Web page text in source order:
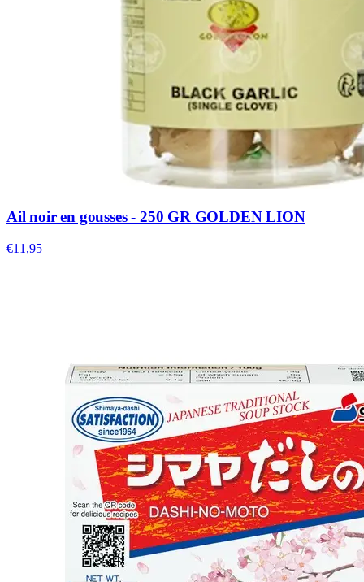
Ail noir en gousses - 250 GR GOLDEN LION
€11,95